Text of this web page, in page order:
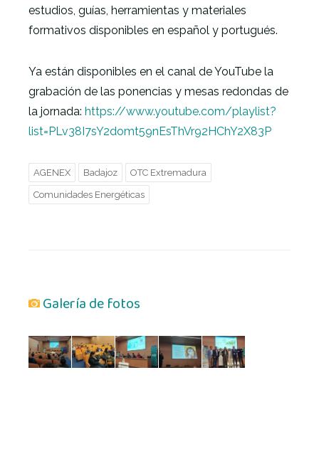
estudios, guías, herramientas y materiales
formativos disponibles en español y portugués.
Ya están disponibles en el canal de YouTube la
grabación de las ponencias y mesas redondas de
la jornada: https://www.youtube.com/playlist?
list=PLv38I7sY2domt59nEsThVr92HChY2X83P
AGENEX Badajoz OTC Extremadura
Comunidades Energéticas
Galería de fotos